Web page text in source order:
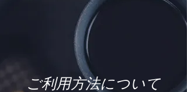
ご利用方法について